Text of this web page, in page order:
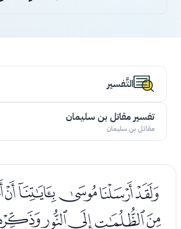
التَّفسير
تفسير مقاتل بن سليمان
مقاتل بن سليمان